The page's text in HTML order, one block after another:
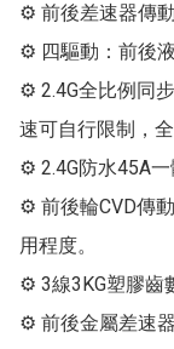
⚙ 前後差速器傳
⚙ 四驅動：前後
⚙ 2.4G全比例同
速可自行限制，
⚙ 2.4G防水45A
⚙ 前後輪CVD傳
用程度。
⚙ 3線3KG塑膠齒
⚙ 前後金屬差速